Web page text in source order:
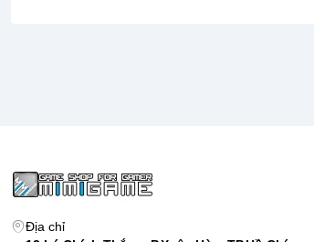
Địa chỉ